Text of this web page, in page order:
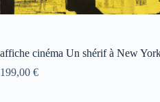
affiche cinéma Un shérif à New
199,00 €